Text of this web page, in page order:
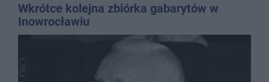
Wkrótce kolejna zbiórka gabarytów w
Inowrocławiu